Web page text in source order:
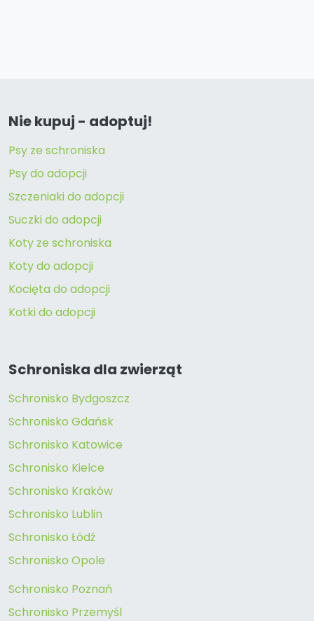
Nie kupuj - adoptuj!
Psy ze schroniska
Psy do adopcji
Szczeniaki do adopcji
Suczki do adopcji
Koty ze schroniska
Koty do adopcji
Kocięta do adopcji
Kotki do adopcji
Schroniska dla zwierząt
Schronisko Bydgoszcz
Schronisko Gdańsk
Schronisko Katowice
Schronisko Kielce
Schronisko Kraków
Schronisko Lublin
Schronisko Łódź
Schronisko Opole
Schronisko Poznań
Schronisko Przemyśl